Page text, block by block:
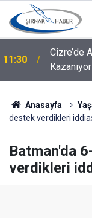
11:30
Cizre’de
Kazanıyor
11:27
Anasayfa
destek verdikleri
Batman'da
verdikleri